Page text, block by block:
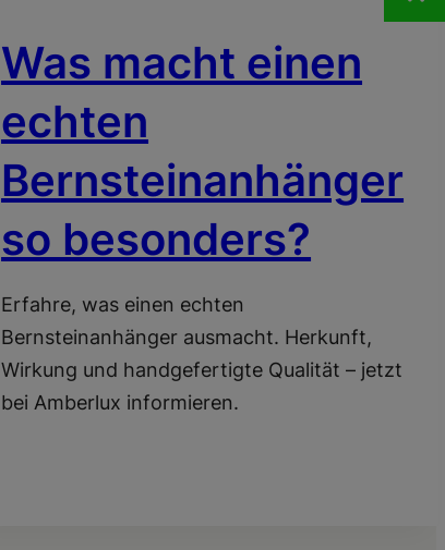
Was macht einen
echten
Bernsteinanhänger
so besonders?
Erfahre, was einen echten
Bernsteinanhänger ausmacht. Herkunft,
Wirkung und handgefertigte Qualität – jetzt
bei Amberlux informieren.